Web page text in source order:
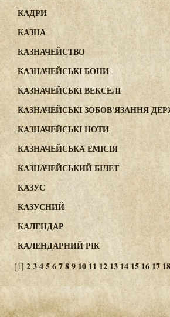
КАДРИ
КАЗНА
КАЗНАЧЕЙСТВО
КАЗНАЧЕЙСЬКІ БОНИ
КАЗНАЧЕЙСЬКІ ВЕКСЕЛІ
КАЗНАЧЕЙСЬКІ ЗОБОВ'ЯЗАННЯ
КАЗНАЧЕЙСЬКІ НОТИ
КАЗНАЧЕЙСЬКА ЕМІСІЯ
КАЗНАЧЕЙСЬКИЙ БІЛЕТ
КАЗУС
КАЗУСНИЙ
КАЛЕНДАР
КАЛЕНДАРНИЙ РІК
[1] 23456789 10 11 12 1314 1516 17 18